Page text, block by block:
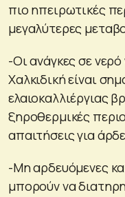
πιο ηπειρωτικές
μεγαλύτερες
-Οι ανάγκες σε νερό
Χαλκιδική είναι
ελαιοκαλλιέργιας
ξηροθερμικές
απαιτήσεις για
-Μη αρδευόμενες
μπορούν να